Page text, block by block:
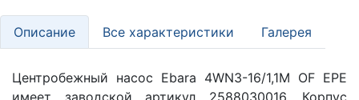
Описание Все характеристики Галерея
Центробежный насос Ebara 4WN3-16/1,1M OF EPE